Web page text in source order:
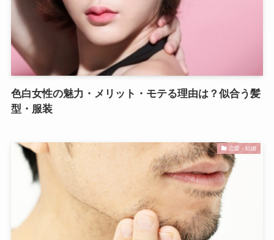
色白女性の魅力・メリット・モテる理由は？似合う髪
型・服装
恋愛・結婚